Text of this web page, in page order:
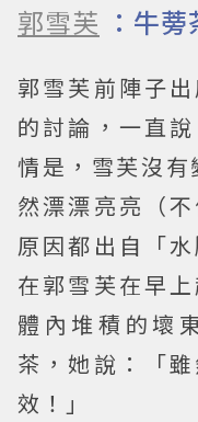
郭雪芙 ：牛
郭雪芙前陣子
的討論，一直
情是，雪芙沒有
然漂漂亮亮（
原因都出自「
在郭雪芙在早
體內堆積的壞
茶，她說：「
效！」